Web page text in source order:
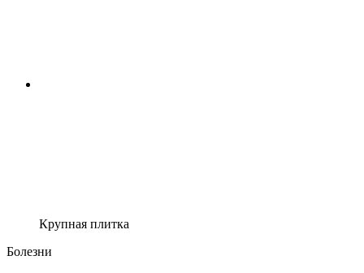
Крупная плитка
Болезни